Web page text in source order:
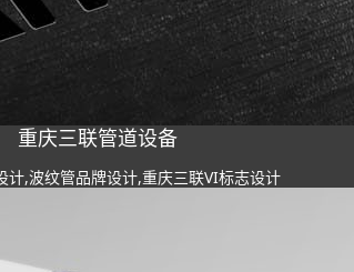
重庆三联管道设备
计,波纹管品牌设计,重庆三联VI标志设计